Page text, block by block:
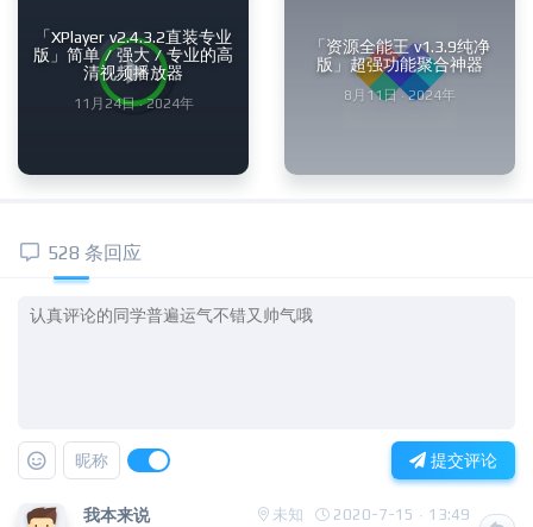
「XPlayer v2.4.3.2直装专业
版」简单 / 强大 / 专业的高
清视频播放器
11月24日 · 2024年
「资源全能王 v1.3.9纯净
版」超强功能聚合神器
8月11日 · 2024年
528 条回应
昵称 提交评论
我本来说 未知 2020-7-15 · 13:49